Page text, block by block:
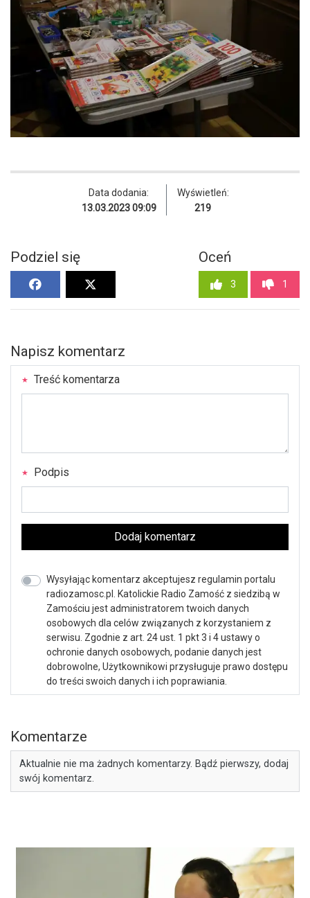
Data dodania:
13.03.2023 09:09
Wyświetleń:
219
Podziel się Oceń
3 1
Napisz komentarz
Treść komentarza
Podpis
Dodaj komentarz
Wysyłając komentarz akceptujesz regulamin portalu
radiozamosc.pl. Katolickie Radio Zamość z siedzibą w
Zamościu jest administratorem twoich danych
osobowych dla celów związanych z korzystaniem z
serwisu. Zgodnie z art. 24 ust. 1 pkt 3 i 4 ustawy o
ochronie danych osobowych, podanie danych jest
dobrowolne, Użytkownikowi przysługuje prawo dostępu
do treści swoich danych i ich poprawiania.
Komentarze
Aktualnie nie ma żadnych komentarzy. Bądź pierwszy, dodaj
swój komentarz.